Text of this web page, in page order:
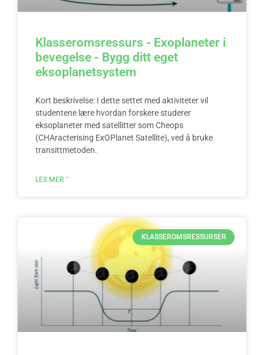
Klasseromsressurs - Exoplaneter i
bevegelse - Bygg ditt eget
eksoplanetsystem
Kort beskrivelse: I dette settet med aktiviteter vil
studentene lære hvordan forskere studerer
eksoplaneter med satellitter som Cheops
(CHAracterising ExOPlanet Satellite), ved å bruke
transittmetoden.
LES MER "
KLASSEROMSRESSURSER